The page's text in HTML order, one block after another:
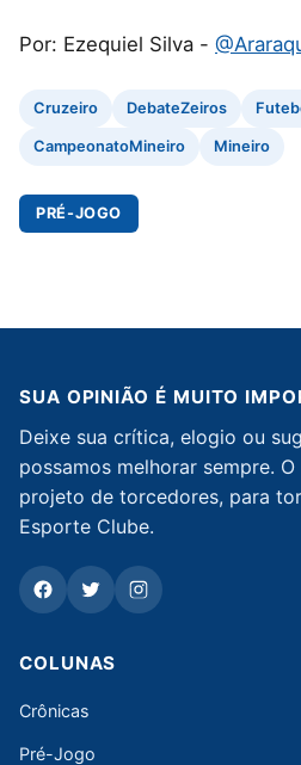
Por: Ezequiel Silva -
Cruzeiro DebateZeiros
CampeonatoMineiro Mineiro
PRÉ-JOGO
SUA OPINIÃO É MUITO
Deixe sua crítica, elogio ou
possamos melhorar sempre.
projeto de torcedores, para
Esporte Clube.
COLUNAS
Crônicas
Pré-Jogo